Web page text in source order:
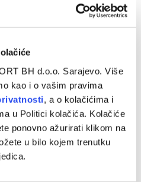
BH d.o.o. Sarajevo. Više
kao i o vašim pravima
, a o kolačićima i
u Politici kolačića. Kolačiće
ponovno ažurirati klikom na
u bilo kojem trenutku